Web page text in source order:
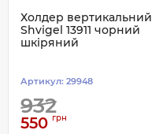
Холдер вертикальний
Shvigel 13911 чорний
шкіряний
Артикул: 29948
932
550 грн